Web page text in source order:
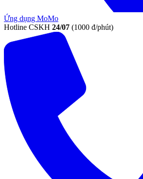
Ứng dụng MoMo
Hotline CSKH 24/07 (1000 đ/phút)